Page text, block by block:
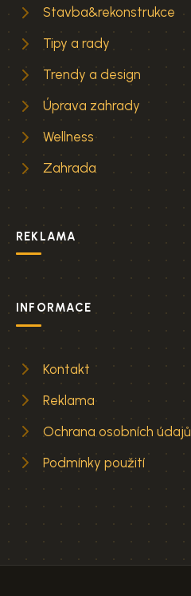
Stavba&rekonstrukce
Tipy a rady
Trendy a design
Úprava zahrady
Wellness
Zahrada
REKLAMA
INFORMACE
Kontakt
Reklama
Ochrana osobních údajů
Podmínky použití